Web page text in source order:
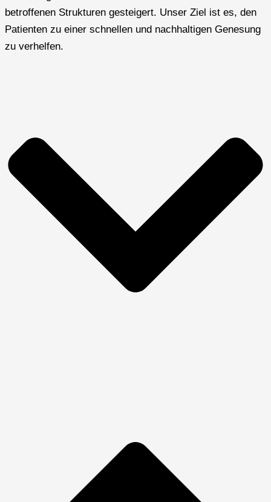
betroffenen Strukturen gesteigert. Unser Ziel ist es, den
Patienten zu einer schnellen und nachhaltigen Genesung
zu verhelfen.